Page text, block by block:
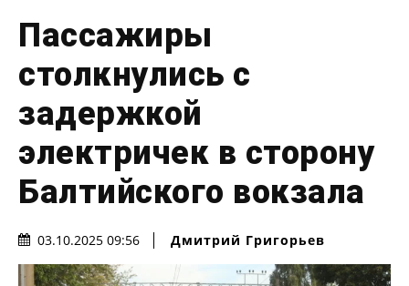
Пассажиры
столкнулись с
задержкой
электричек в сторону
Балтийского вокзала
03.10.2025 09:56 Дмитрий Григорьев